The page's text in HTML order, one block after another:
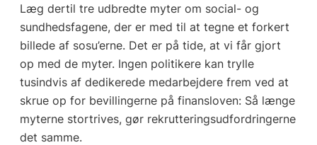
Læg dertil tre udbredte myter om social- og
sundhedsfagene, der er med til at tegne et forkert
billede af sosu’erne. Det er på tide, at vi får gjort
op med de myter. Ingen politikere kan trylle
tusindvis af dedikerede medarbejdere frem ved at
skrue op for bevillingerne på finansloven: Så længe
myterne stortrives, gør rekrutteringsudfordringerne
det samme.